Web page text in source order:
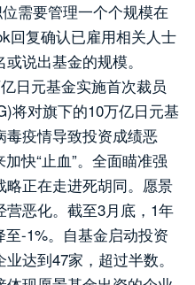
需要管理一个个规模在
回复确认已雇用相关人士
说出基金的规模。
日元基金实施首次裁员
将对旗下的10万亿日元基
疫情导致投资成绩恶
快“止血”。全面瞄准强
正在走进死胡同。愿景
恶化。截至3月底，1年
-1%。自基金启动投资
达到47家，超过半数。